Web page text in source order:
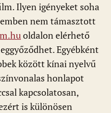
Ilyen igényeket soha
nem támasztott
oldalon elérhető
Egyébként
között kínai nyelvű
honlapot
kapcsolatosan,
is különösen